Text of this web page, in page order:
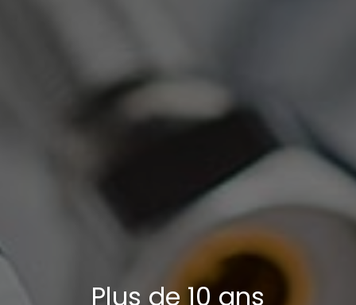
Plus de 10 ans